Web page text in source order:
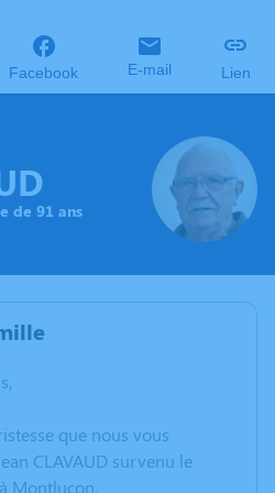
Facebook E-mail Lien
de 91 ans
que nous vous
CLAVAUD survenu le
Montluçon.